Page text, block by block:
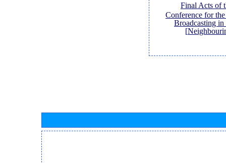
[Final Acts of
Conference for
Broadcasting